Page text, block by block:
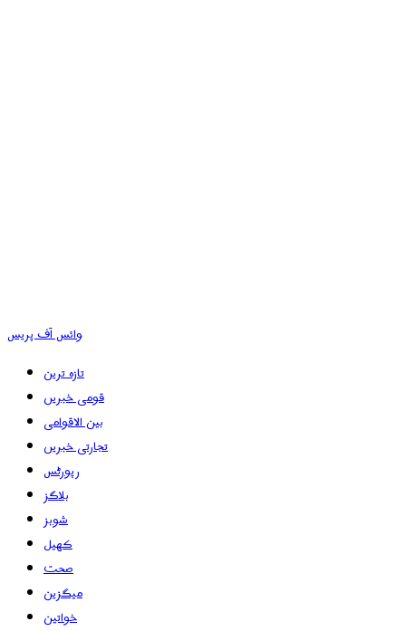
وائس آف پریس
تازہ ترین
قومی خبریں
بین الاقوامی
تجارتی خبریں
رپورٹس
بلاگز
شوبز
کھیل
صحت
میگزین
خواتین